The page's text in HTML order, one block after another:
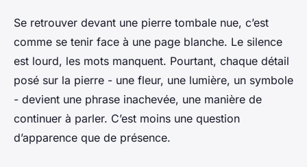
Se retrouver devant une pierre tombale nue, c’est
comme se tenir face à une page blanche. Le silence
est lourd, les mots manquent. Pourtant, chaque détail
posé sur la pierre - une fleur, une lumière, un symbole
- devient une phrase inachevée, une manière de
continuer à parler. C’est moins une question
d’apparence que de présence.